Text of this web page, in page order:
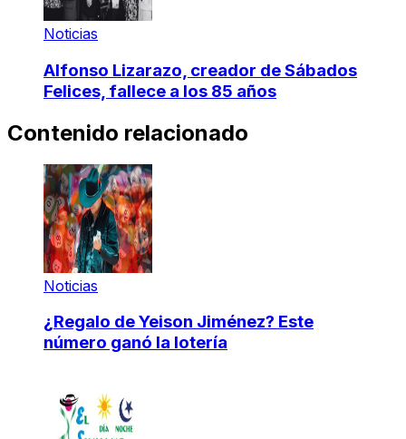
Noticias
Alfonso Lizarazo, creador de Sábados
Felices, fallece a los 85 años
Contenido relacionado
Noticias
¿Regalo de Yeison Jiménez? Este
número ganó la lotería